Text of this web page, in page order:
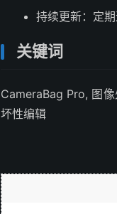
持续更新：定
关键词
CameraBag Pro, 图
坏性编辑